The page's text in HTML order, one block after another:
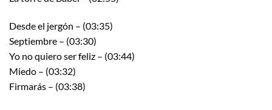
Desde el jergón – (03:35)
Septiembre – (03:30)
Yo no quiero ser feliz – (03:44)
Miedo – (03:32)
Firmarás – (03:38)